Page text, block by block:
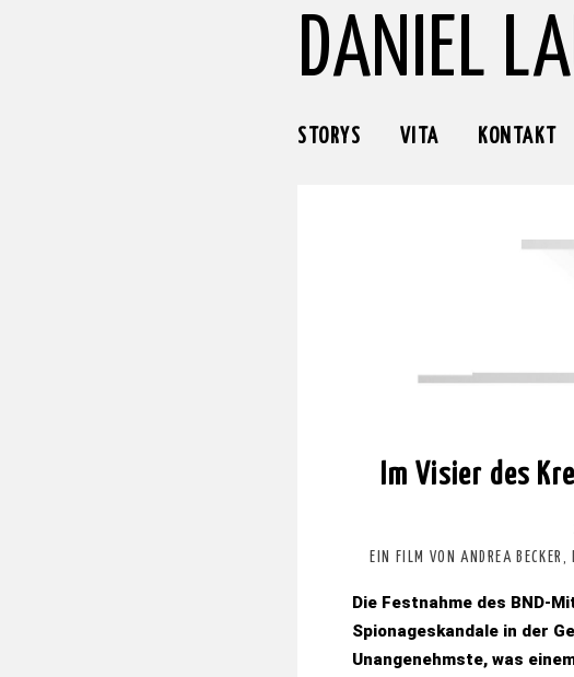
DANIEL
STORYS VITA KONTAKT
Im Visier des
EIN FILM VON ANDREA
Die Festnahme des BND-
Spionageskandale in der
Unangenehmste, was